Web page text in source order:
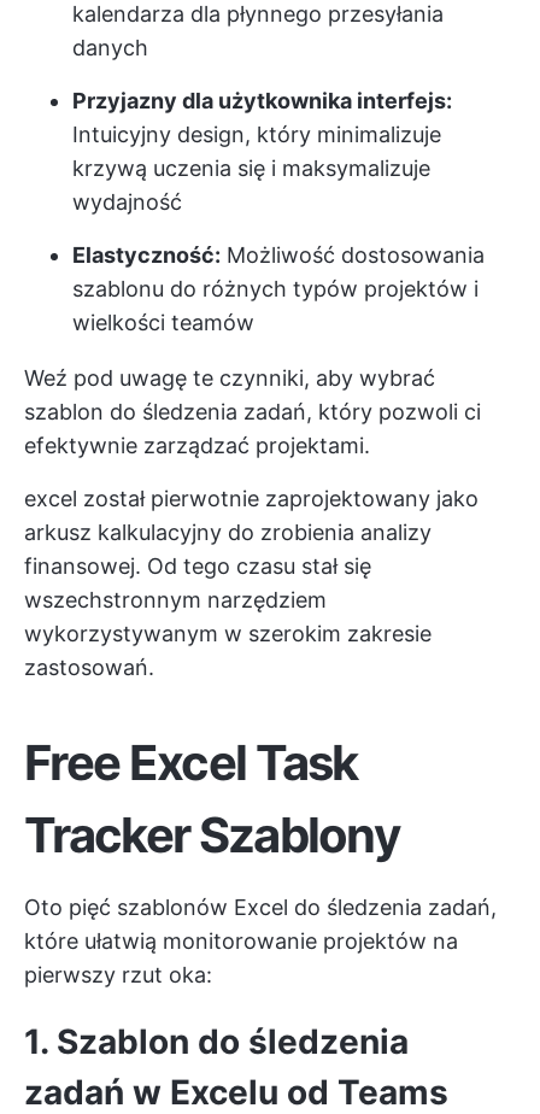
kalendarza dla płynnego przesyłania
danych
Przyjazny dla użytkownika interfejs:
Intuicyjny design, który minimalizuje
krzywą uczenia się i maksymalizuje
wydajność
Elastyczność: Możliwość dostosowania
szablonu do różnych typów projektów i
wielkości teamów
Weź pod uwagę te czynniki, aby wybrać
szablon do śledzenia zadań, który pozwoli ci
efektywnie zarządzać projektami.
excel został pierwotnie zaprojektowany jako
arkusz kalkulacyjny do zrobienia analizy
finansowej. Od tego czasu stał się
wszechstronnym narzędziem
wykorzystywanym w szerokim zakresie
zastosowań.
Free Excel Task
Tracker Szablony
Oto pięć szablonów Excel do śledzenia zadań,
które ułatwią monitorowanie projektów na
pierwszy rzut oka:
1. Szablon do śledzenia
zadań w Excelu od Teams